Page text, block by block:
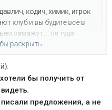
кодич, химик, игрок
клуб и вы будите все в
намажут.... не туда
раскрыть...
пять читал,что
будут в счастье
попали"..а куда я
честно говоря,не пойму
раскрыть...
бы получить от
предложения, а не